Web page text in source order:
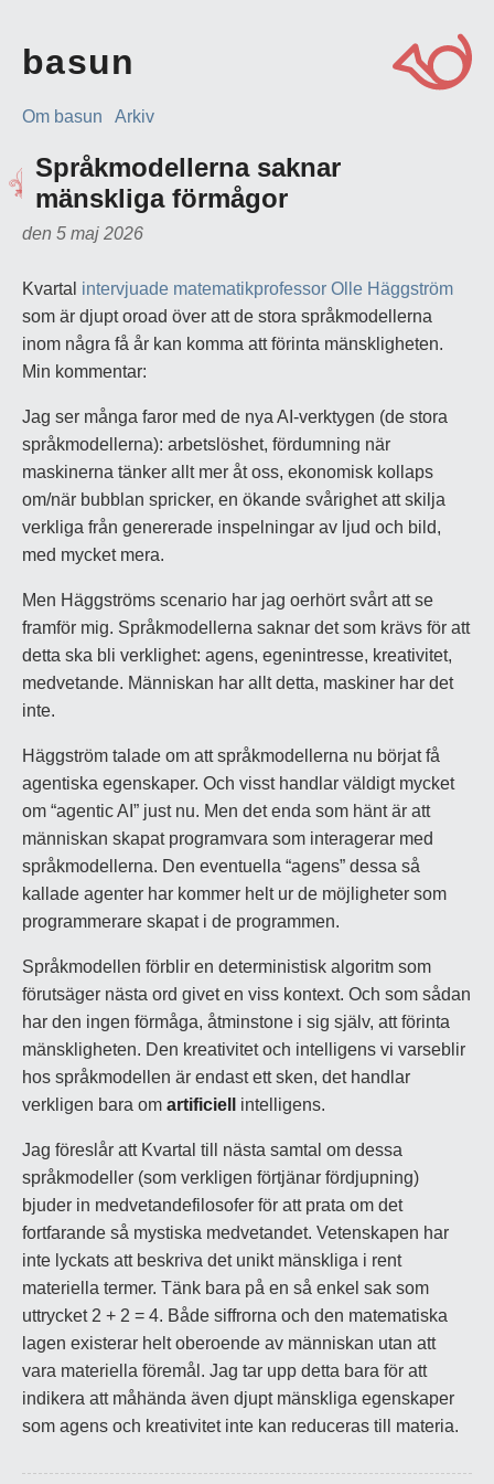
basun
Om basun Arkiv
Språkmodellerna saknar
mänskliga förmågor
den 5 maj 2026
Kvartal intervjuade matematikprofessor Olle Häggström
som är djupt oroad över att de stora språkmodellerna
inom några få år kan komma att förinta mänskligheten.
Min kommentar:
Jag ser många faror med de nya AI-verktygen (de stora
språkmodellerna): arbetslöshet, fördumning när
maskinerna tänker allt mer åt oss, ekonomisk kollaps
om/när bubblan spricker, en ökande svårighet att skilja
verkliga från genererade inspelningar av ljud och bild,
med mycket mera.
Men Häggströms scenario har jag oerhört svårt att se
framför mig. Språkmodellerna saknar det som krävs för att
detta ska bli verklighet: agens, egenintresse, kreativitet,
medvetande. Människan har allt detta, maskiner har det
inte.
Häggström talade om att språkmodellerna nu börjat få
agentiska egenskaper. Och visst handlar väldigt mycket
om “agentic AI” just nu. Men det enda som hänt är att
människan skapat programvara som interagerar med
språkmodellerna. Den eventuella “agens” dessa så
kallade agenter har kommer helt ur de möjligheter som
programmerare skapat i de programmen.
Språkmodellen förblir en deterministisk algoritm som
förutsäger nästa ord givet en viss kontext. Och som sådan
har den ingen förmåga, åtminstone i sig själv, att förinta
mänskligheten. Den kreativitet och intelligens vi varseblir
hos språkmodellen är endast ett sken, det handlar
verkligen bara om artificiell intelligens.
Jag föreslår att Kvartal till nästa samtal om dessa
språkmodeller (som verkligen förtjänar fördjupning)
bjuder in medvetandefilosofer för att prata om det
fortfarande så mystiska medvetandet. Vetenskapen har
inte lyckats att beskriva det unikt mänskliga i rent
materiella termer. Tänk bara på en så enkel sak som
uttrycket 2 + 2 = 4. Både siffrorna och den matematiska
lagen existerar helt oberoende av människan utan att
vara materiella föremål. Jag tar upp detta bara för att
indikera att måhända även djupt mänskliga egenskaper
som agens och kreativitet inte kan reduceras till materia.